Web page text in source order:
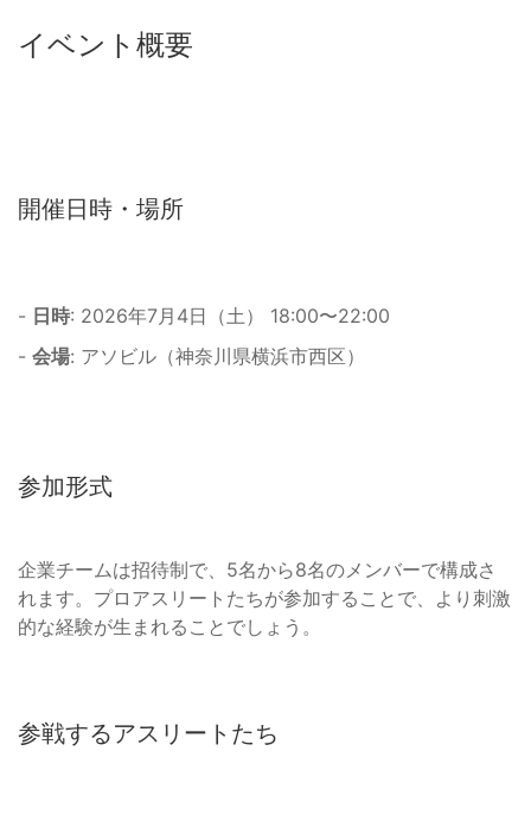
イベント概要
開催日時・場所
- 日時: 2026年7月4日（土） 18:00〜22:00
- 会場: アソビル（神奈川県横浜市西区）
参加形式
企業チームは招待制で、5名から8名のメンバーで構成さ
れます。プロアスリートたちが参加することで、より刺激
的な経験が生まれることでしょう。
参戦するアスリートたち